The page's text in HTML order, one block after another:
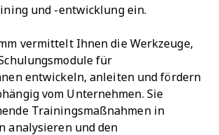
und -entwicklung ein.
vermittelt Ihnen die Werkzeuge,
für
entwickeln, anleiten und fördern
vom Unternehmen. Sie
Trainingsmaßnahmen in
analysieren und den